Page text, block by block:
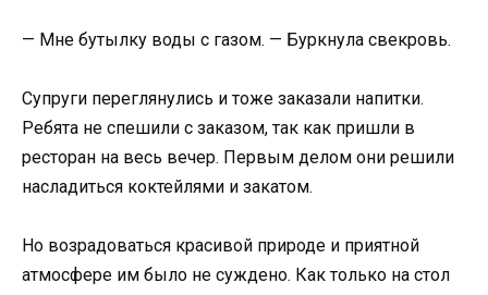
— Мне бутылку воды с газом. — Буркнула свекровь.
Супруги переглянулись и тоже заказали напитки.
Ребята не спешили с заказом, так как пришли в
ресторан на весь вечер. Первым делом они решили
насладиться коктейлями и закатом.
Но возрадоваться красивой природе и приятной
атмосфере им было не суждено. Как только на стол